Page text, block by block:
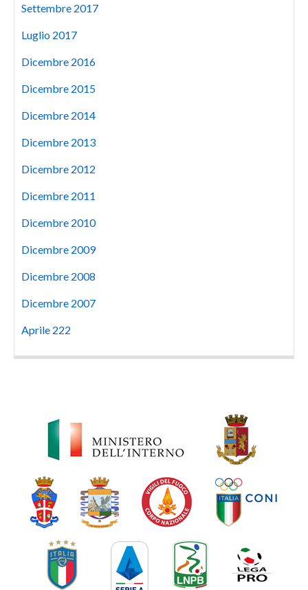
Settembre 2017
Luglio 2017
Dicembre 2016
Dicembre 2015
Dicembre 2014
Dicembre 2013
Dicembre 2012
Dicembre 2011
Dicembre 2010
Dicembre 2009
Dicembre 2008
Dicembre 2007
Aprile 222